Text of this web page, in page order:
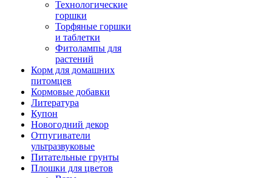
Технологические
горшки
Торфяные горшки
и таблетки
Фитолампы для
растений
Корм для домашних
питомцев
Кормовые добавки
Литература
Купон
Новогодний декор
Отпугиватели
ультразвуковые
Питательные грунты
Плошки для цветов